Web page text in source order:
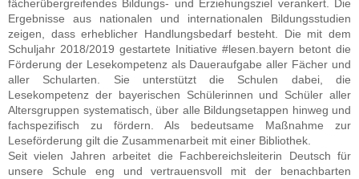
fächerübergreifendes Bildungs- und Erziehungsziel verankert. Die
Ergebnisse aus nationalen und internationalen Bildungsstudien
zeigen, dass erheblicher Handlungsbedarf besteht. Die mit dem
Schuljahr 2018/2019 gestartete Initiative #lesen.bayern betont die
Förderung der Lesekompetenz als Daueraufgabe aller Fächer und
aller Schularten. Sie unterstützt die Schulen dabei, die
Lesekompetenz der bayerischen Schülerinnen und Schüler aller
Altersgruppen systematisch, über alle Bildungsetappen hinweg und
fachspezifisch zu fördern. Als bedeutsame Maßnahme zur
Leseförderung gilt die Zusammenarbeit mit einer Bibliothek.
Seit vielen Jahren arbeitet die Fachbereichsleiterin Deutsch für
unsere Schule eng und vertrauensvoll mit der benachbarten